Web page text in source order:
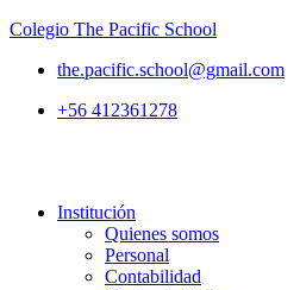
Colegio The Pacific School
the.pacific.school@gmail.com
+56 412361278
Institución
Quienes somos
Personal
Contabilidad